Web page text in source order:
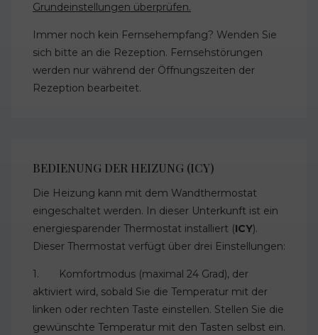
Grundeinstellungen überprüfen.
Immer noch kein Fernsehempfang? Wenden Sie
sich bitte an die Rezeption. Fernsehstörungen
werden nur während der Öffnungszeiten der
Rezeption bearbeitet.
BEDIENUNG DER HEIZUNG (ICY)
Die Heizung kann mit dem Wandthermostat
eingeschaltet werden. In dieser Unterkunft ist ein
energiesparender Thermostat installiert (ICY).
Dieser Thermostat verfügt über drei Einstellungen:
1. Komfortmodus (maximal 24 Grad), der
aktiviert wird, sobald Sie die Temperatur mit der
linken oder rechten Taste einstellen. Stellen Sie die
gewünschte Temperatur mit den Tasten selbst ein.